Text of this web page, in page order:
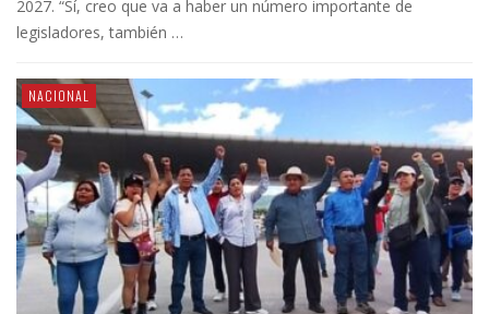
2027. “Sí, creo que va a haber un número importante de
legisladores, también …
NACIONAL